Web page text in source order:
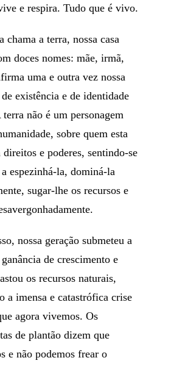
e respira. Tudo que é vivo.
chama a terra, nossa casa
doces nomes: mãe, irmã,
uma e outra vez nossa
existência e de identidade
não é um personagem
sobre quem esta
e poderes, sentindo-se
espezinhá-la, dominá-la
sugar-lhe os recursos e
nossa geração submeteu a
de crescimento e
os recursos naturais,
a imensa e catastrófica crise
agora vivemos. Os
de plantão dizem que
e não podemos frear o